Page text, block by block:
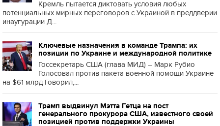
Кремль пытается диктовать условия любых
потенциальных мирных переговоров с Украиной в преддверии
инаугурации Д...
Ключевые назначения в команде Трампа: их
позиции по Украине и международной политике
Госсекретарь США (глава МИД) – Марк Рубио
Голосовал против пакета военной помощи Украине
на $61 млрд Говорил,...
Трамп выдвинул Мэтта Гетца на пост
генерального прокурора США, известного своей
позицией против поддержки Украины